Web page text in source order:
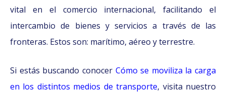
vital en el comercio internacional, facilitando el
intercambio de bienes y servicios a través de las
fronteras. Estos son: marítimo, aéreo y terrestre.
Si estás buscando conocer Cómo se moviliza la carga
en los distintos medios de transporte, visita nuestro